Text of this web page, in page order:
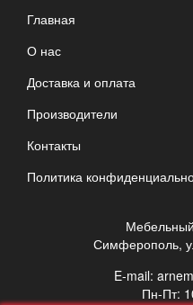
Главная
О нас
Доставка и оплата
Производители
Контакты
Политика
Симферополь,
E-mail:
Пн-Пт: